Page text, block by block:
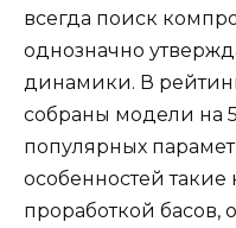
всегда поиск
однозначно
динамики. В
собраны модели на
популярных
особенностей
проработкой басов,